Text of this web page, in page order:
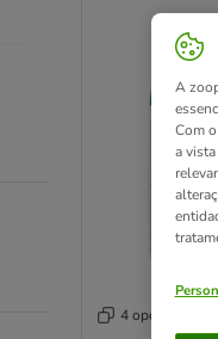
4 opções
A
Com
a